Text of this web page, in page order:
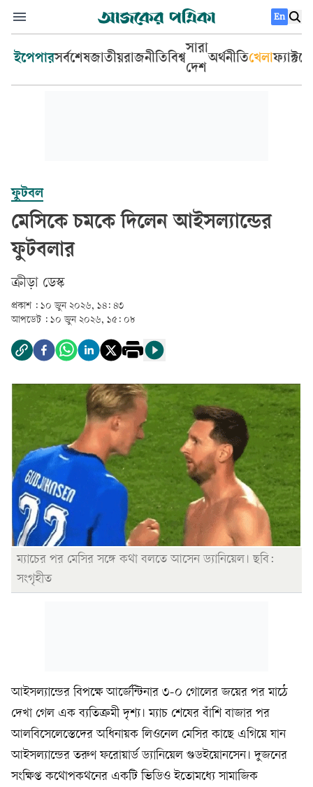
En
ইপেপারসর্বশেষজাতীয়রাজনীতিবিশ্ব
সারা
দেশ
অর্থনীতিখেলা
ফুটবল
মেসিকে চমকে দিলেন আইসল্যান্ডের
ফুটবলার
ক্রীড়া ডেস্ক
প্রকাশ : ১০ জুন ২০২৬, ১৪: ৪৩
আপডেট : ১০ জুন ২০২৬, ১৫: ০৮
ম্যাচের পর মেসির সঙ্গে কথা বলতে আসেন ড্যানিয়েল। ছবি:
সংগৃহীত
আইসল্যান্ডের বিপক্ষে আর্জেন্টিনার ৩-০ গোলের জয়ের পর মাঠে
দেখা গেল এক ব্যতিক্রমী দৃশ্য। ম্যাচ শেষের বাঁশি বাজার পর
আলবিসেলেস্তেদের অধিনায়ক লিওনেল মেসির কাছে এগিয়ে যান
আইসল্যান্ডের তরুণ ফরোয়ার্ড ড্যানিয়েল গুডইয়োনসেন। দুজনের
সংক্ষিপ্ত কথোপকথনের একটি ভিডিও ইতোমধ্যে সামাজিক